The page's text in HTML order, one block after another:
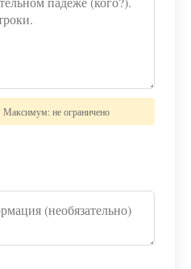
не ограничено